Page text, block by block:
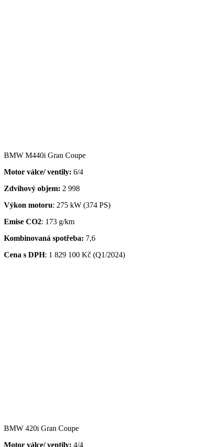
BMW M440i Gran Coupe
Motor válce/ ventily: 6/4
Zdvihový objem: 2 998
Výkon motoru: 275 kW (374 PS)
Emise CO2: 173 g/km
Kombinovaná spotřeba: 7,6
Cena s DPH: 1 829 100 Kč (Q1/2024)
BMW 420i Gran Coupe
Motor válce/ ventily: 4/4